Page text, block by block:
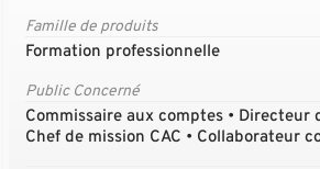
Famille de produits
Formation professionnelle
Public Concerné
Commissaire aux comptes • Directeur
Chef de mission CAC • Collaborateur